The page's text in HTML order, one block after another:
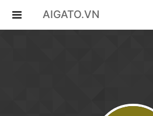
AIGATO.VN